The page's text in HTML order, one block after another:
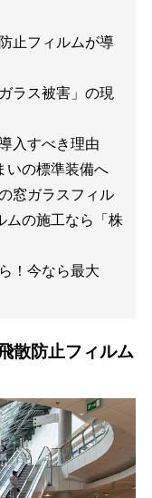
止フィルムが導
ラス被害」の現
入すべき理由
いの標準装備へ
窓ガラスフィル
ムの施工なら「株
！今なら最大
散防止フィルム